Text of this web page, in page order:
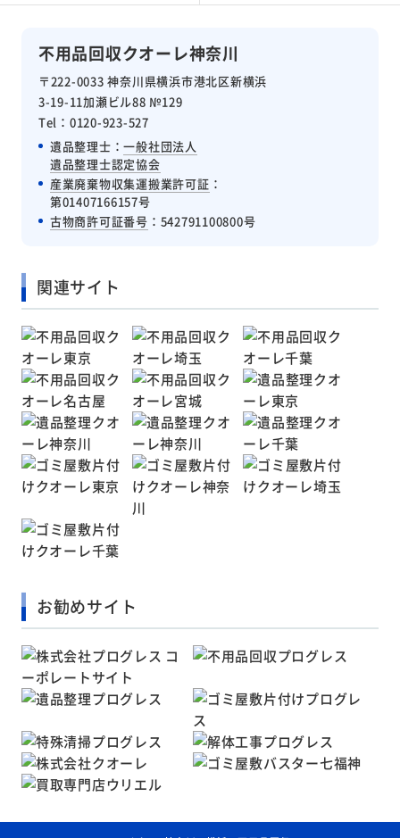
不用品回収クオーレ神奈川
〒222-0033 神奈川県横浜市港北区新横浜
3-19-11加瀬ビル88 №129
Tel：0120-923-527
遺品整理士：一般社団法人
遺品整理士認定協会
産業廃棄物収集運搬業許可証 ：
第01407166157号
古物商許可証番号 ：542791100800号
関連サイト
お勧めサイト